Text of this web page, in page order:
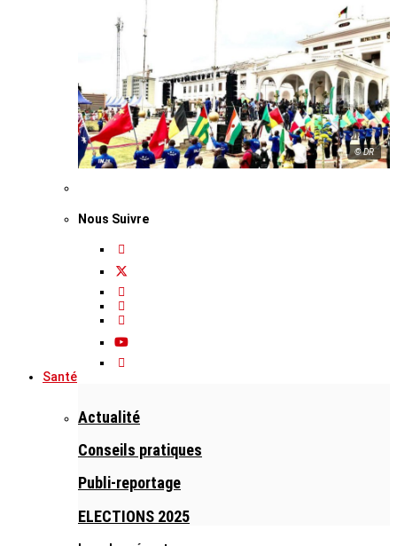
© DR
Nous Suivre
Santé
Actualité
Conseils pratiques
Publi-reportage
ELECTIONS 2025